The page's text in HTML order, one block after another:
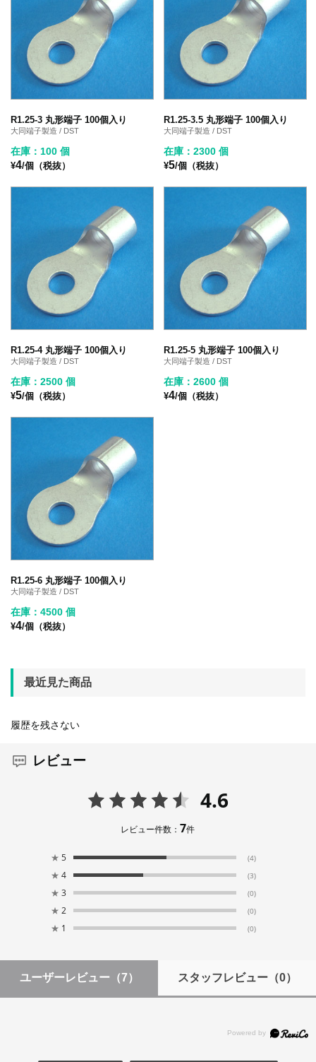
R1.25-3 丸形端子 100個入り
大同端子製造 / DST
在庫：100 個
¥4/個（税抜）
R1.25-3.5 丸形端子 100個入り
大同端子製造 / DST
在庫：2300 個
¥5/個（税抜）
R1.25-4 丸形端子 100個入り
大同端子製造 / DST
在庫：2500 個
¥5/個（税抜）
R1.25-5 丸形端子 100個入り
大同端子製造 / DST
在庫：2600 個
¥4/個（税抜）
R1.25-6 丸形端子 100個入り
大同端子製造 / DST
在庫：4500 個
¥4/個（税抜）
最近見た商品
履歴を残さない
レビュー
4.6
レビュー件数：7件
★ 5 (4)
★ 4 (3)
★ 3 (0)
★ 2 (0)
★ 1 (0)
ユーザーレビュー （7） スタッフレビュー（0）